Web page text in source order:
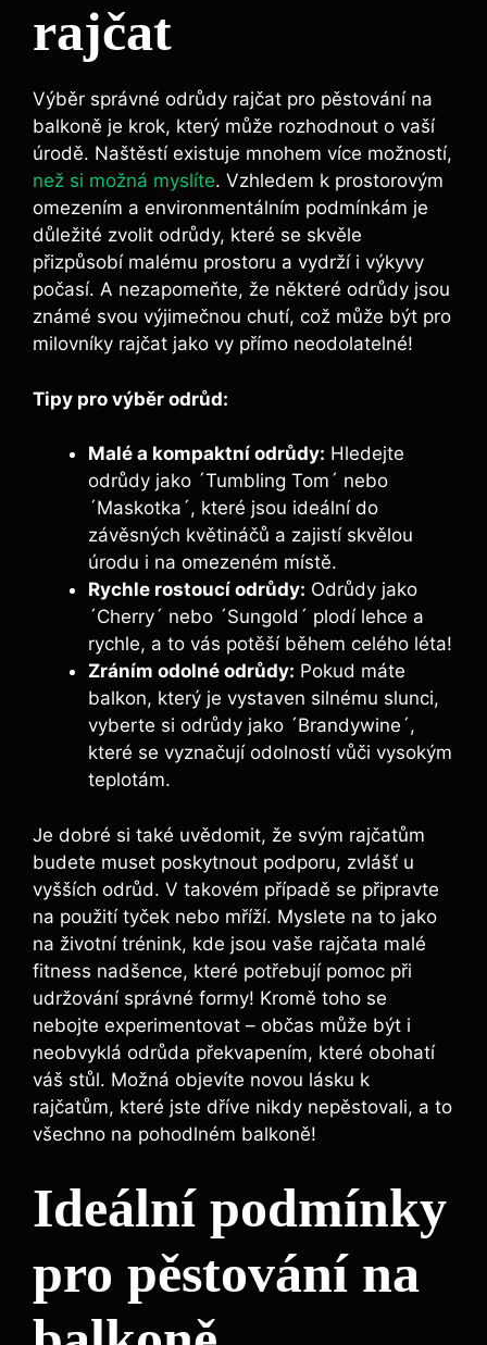
rajčat
Výběr ⁢správné odrůdy ⁣rajčat ‌pro pěstování na
balkoně je krok, ⁣který‍ může‌ rozhodnout ⁣o ‌vaší
úrodě. ⁢Naštěstí ‍existuje ‍mnohem více⁣ možností,
než si možná myslíte. Vzhledem​ k prostorovým
omezením a environmentálním podmínkám ⁢je
důležité zvolit odrůdy,‍ které se skvěle
přizpůsobí malému prostoru ⁣a vydrží i výkyvy
počasí. A nezapomeňte, že některé odrůdy jsou
známé svou ‍výjimečnou chutí, což může⁤ být‌ pro
‌milovníky ​rajčat jako ⁣vy přímo ⁣neodolatelné!
Tipy pro výběr⁣ odrůd:
Malé a ​kompaktní odrůdy: Hledejte
odrůdy jako ´Tumbling Tom´ ‍nebo
´Maskotka´,​ které jsou ideální do
závěsných⁢ květináčů ⁣a zajistí skvělou
úrodu i na ​omezeném⁢ místě.
Rychle rostoucí⁢ odrůdy: ​Odrůdy⁢ jako‍
´Cherry´ nebo ´Sungold´ plodí lehce‍ a
rychle, a ⁤to vás potěší během celého léta!
Zráním odolné odrůdy: Pokud máte
balkon, který je vystaven silnému‌ slunci,
vyberte ⁤si ‍odrůdy jako ´Brandywine´,
které se⁣ vyznačují odolností vůči vysokým​
teplotám.
Je​ dobré ‍si‌ také uvědomit, že svým rajčatům
budete⁤ muset poskytnout podporu, zvlášť⁤ u ​
vyšších odrůd. V takovém ⁣případě‍ se připravte‌
na ​použití ⁤tyček nebo mříží. Myslete na to jako
na životní ⁢trénink, ‍kde jsou vaše rajčata malé
fitness nadšence, které potřebují​ pomoc ⁤při
udržování správné formy! ‌Kromě ‌toho se
nebojte experimentovat ⁢– občas může⁢ být i‍
neobvyklá odrůda překvapením, které ⁣obohatí
‍váš stůl. Možná ‌objevíte‌ novou lásku‌ k
rajčatům,​ které jste ⁢dříve nikdy‍ nepěstovali, a​ to
všechno ⁣na pohodlném balkoně!
Ideální podmínky
pro pěstování na